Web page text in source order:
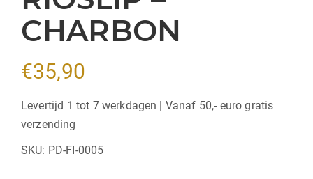
CHARBON
€35,90
Levertijd 1 tot 7 werkdagen | Vanaf 50,- euro gratis
verzending
SKU: PD-FI-0005